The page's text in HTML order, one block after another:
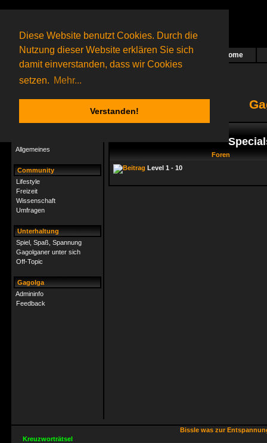
Diese Website benutzt Cookies. Durch die
Nutzung dieser Website erklären Sie sich
damit einverstanden, dass wir Cookies
setzen. Mehr...
Verstanden!
Das nächste Rätsel ist in Arbeit Home
74 Gagolganeronline(0 registrierte und 74 Gäste)
Gagolganer:
9732Rätsel online:
Allgemeines
Community
Lifestyle
Freizeit
Wissenschaft
Umfragen
Unterhaltung
Spiel, Spaß, Spannung
Gagolganer unter sich
Off-Topic
Gagolga
Admininfo
Feedback
Foren
Level 1 - 10
Bissle was zur
Kreuzworträtsel